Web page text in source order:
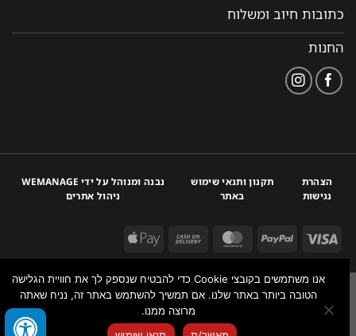
כתובות חיוב ומשלוח
החנות
הצהרת
נגישות
תקנון ותנאי שימוש
באתר
נבנה ומנוהל על ידי WEMANAGE
ניהול אתרים
אנו משתמשים בקובצי Cookie כדי להבטיח שנספק לך את חוויית הגלישה
הטובה ביותר באתר שלנו. אם תמשיך להשתמש באתר זה, נניח שאתה
מרוצה ממנו.
צור איתנו קשר